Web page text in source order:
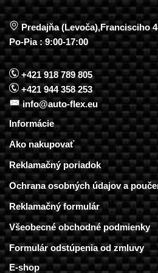
Predajňa (Levoča),Francisciho
Po-Pia : 9:00-17:00
+421 918 789 805
+421 944 358 253
info@auto-flex.eu
Informácie
Ako nakupovať
Reklamačný poriadok
Ochrana osobných údajov a
Reklamačný formulár
Všeobecné obchodné podmienky
Formulár odstúpenia od zmluvy
E-shop